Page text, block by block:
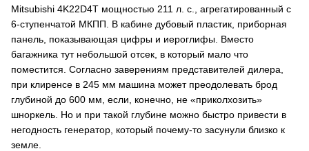
Mitsubishi 4K22D4T мощностью 211 л. с., агрегатированный с
6-ступенчатой МКПП. В кабине дубовый пластик, приборная
панель, показывающая цифры и иероглифы. Вместо
багажника тут небольшой отсек, в который мало что
поместится. Согласно заверениям представителей дилера,
при клиренсе в 245 мм машина может преодолевать брод
глубиной до 600 мм, если, конечно, не «приколхозить»
шноркель. Но и при такой глубине можно быстро привести в
негодность генератор, который почему-то засунули близко к
земле.